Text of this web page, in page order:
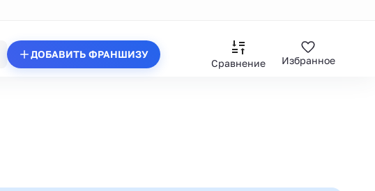
ДОБАВИТЬ ФРАНШИЗУ
Сравнение Избранное